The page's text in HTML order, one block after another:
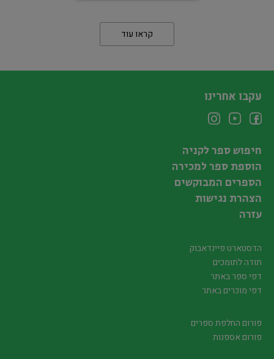
קראו עוד
עקבו אחרינו
חיפוש ספר לקניה
הוספת ספר למכירה
הספרים המבוקשים
הצהרת נגישות
עזרה
הדסטארט פיינדאבוק
תודה לתומכים
דפי ספר באתר
דפי מוכרים באתר
פורום החלפת ספרים
פורום אספנות